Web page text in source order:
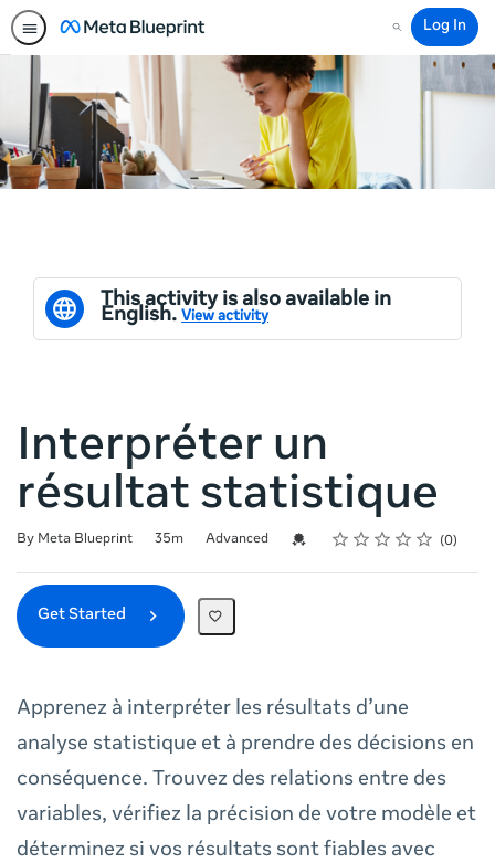
Search
Log In
This activity is also available in
English. View activity
Interpréter un
résultat statistique
By Meta Blueprint
Duration 35m
Difficulty Advanced Credential For Completion
Rating
1 star
2 stars
3 stars
4 stars
5 stars
Average rating: 0 0
No reviews
Get Started
Apprenez à interpréter les résultats d’une
analyse statistique et à prendre des décisions en
conséquence. Trouvez des relations entre des
variables, vérifiez la précision de votre modèle et
déterminez si vos résultats sont fiables avec